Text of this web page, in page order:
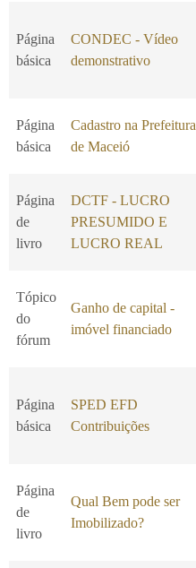
Página
básica
CONDEC - Vídeo
demonstrativo
Página
básica
Cadastro na Prefeitura
de Maceió
Página
de
livro
DCTF - LUCRO
PRESUMIDO E
LUCRO REAL
Tópico
do
fórum
Ganho de capital -
imóvel financiado
Página
básica
SPED EFD
Contribuições
Página
de
livro
Qual Bem pode ser
Imobilizado?